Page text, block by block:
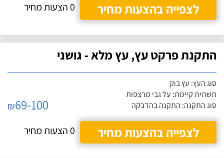
לצפייה בהצעות מחיר
0 הצעות מחיר
התקנת פרקט עץ, עץ מלא - גושני
סוג העץ: עץ בוק
תשתית קיימת: על גבי מרצפות
סוג התקנה: התקנה בהדבקה
₪69-100
לצפייה בהצעות מחיר
0 הצעות מחיר